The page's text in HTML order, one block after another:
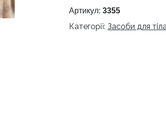
The
Артикул: 3355
Категорії: Засоби для